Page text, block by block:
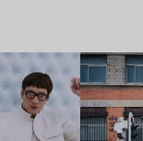
Lire l’article